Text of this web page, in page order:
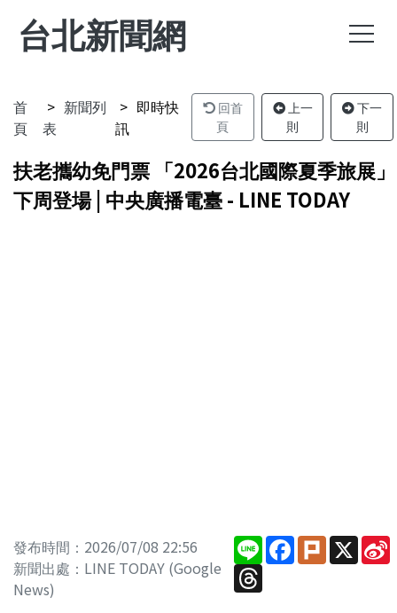
台北新聞網
首
頁
新聞列
表
即時快
訊
回首
頁
上一
則
下一
則
扶老攜幼免門票 「2026台北國際夏季旅展」
下周登場 | 中央廣播電臺 - LINE TODAY
發布時間：2026/07/08 22:56
新聞出處：LINE TODAY (Google
News)
LineFacebook
PlurkX
Threads